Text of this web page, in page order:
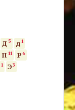
Д 5 д 1
П 11 Р 6
1 Э 3